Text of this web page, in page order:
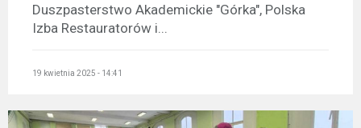
Duszpasterstwo Akademickie "Górka", Polska
Izba Restauratorów i...
19 kwietnia 2025 - 14:41